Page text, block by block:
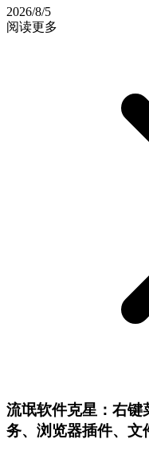
2026/8/5
阅读更多
流氓软件克星：右键
务、浏览器插件、文